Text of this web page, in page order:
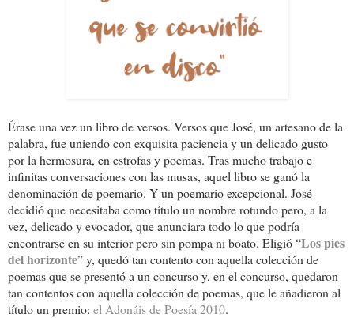
Érase una vez un libro de versos. Versos que José, un artesano de la
palabra, fue uniendo con exquisita paciencia y un delicado gusto
por la hermosura, en estrofas y poemas. Tras mucho trabajo e
infinitas conversaciones con las musas, aquel libro se ganó la
denominación de poemario. Y un poemario excepcional. José
decidió que necesitaba como título un nombre rotundo pero, a la
vez, delicado y evocador, que anunciara todo lo que podría
encontrarse en su interior pero sin pompa ni boato. Eligió “Los pies
del horizonte” y, quedó tan contento con aquella colección de
poemas que se presentó a un concurso y, en el concurso, quedaron
tan contentos con aquella colección de poemas, que le añadieron al
título un premio: el Adonáis de Poesía 2010.